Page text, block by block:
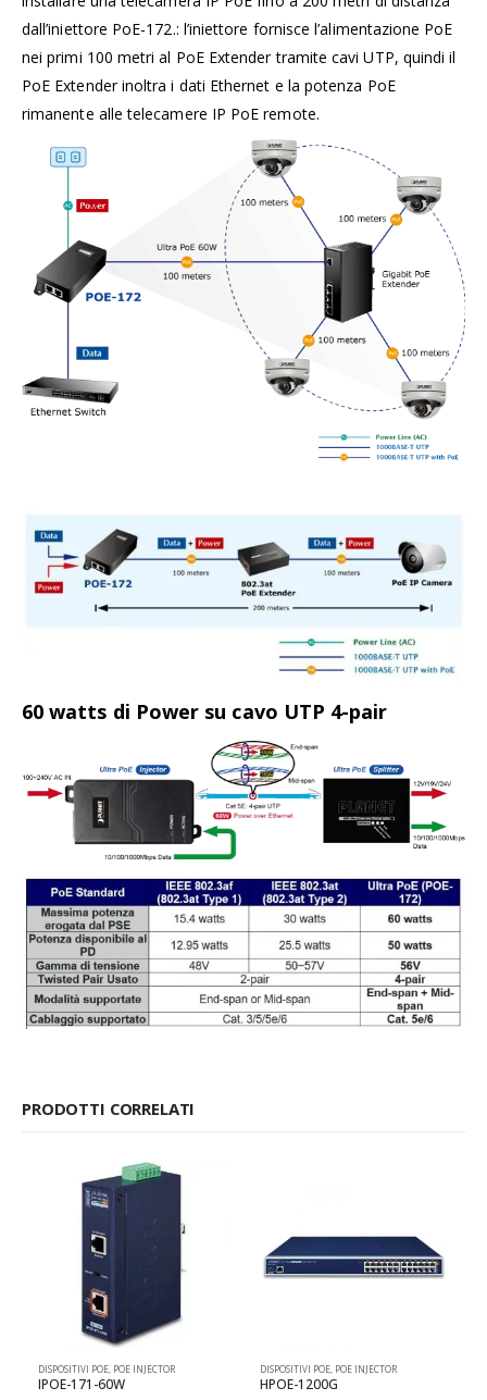
dall’iniettore PoE-172.: l’iniettore fornisce l’alimentazione PoE
nei primi 100 metri al PoE Extender tramite cavi UTP, quindi il
PoE Extender inoltra i dati Ethernet e la potenza PoE
rimanente alle telecamere IP PoE remote.
60 watts di Power su cavo UTP 4-pair
PRODOTTI CORRELATI
DISPOSITIVI POE, POE INJECTOR
IPOE-171-60W
DISPOSITIVI POE, POE INJECTOR
HPOE-1200G